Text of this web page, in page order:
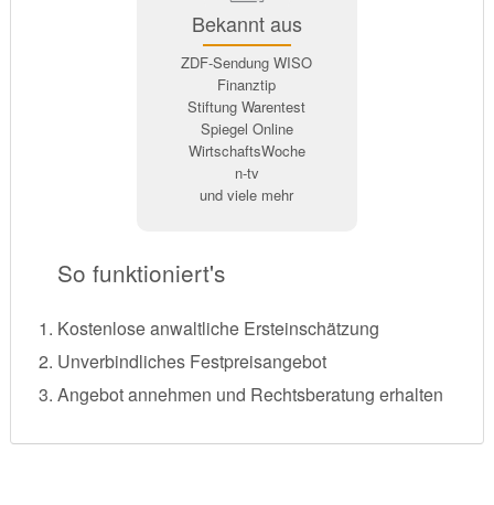
Bekannt aus
ZDF-Sendung WISO
Finanztip
Stiftung Warentest
Spiegel Online
WirtschaftsWoche
n-tv
und viele mehr
So funktioniert's
Kostenlose anwaltliche Ersteinschätzung
Unverbindliches Festpreisangebot
Angebot annehmen und Rechtsberatung erhalten